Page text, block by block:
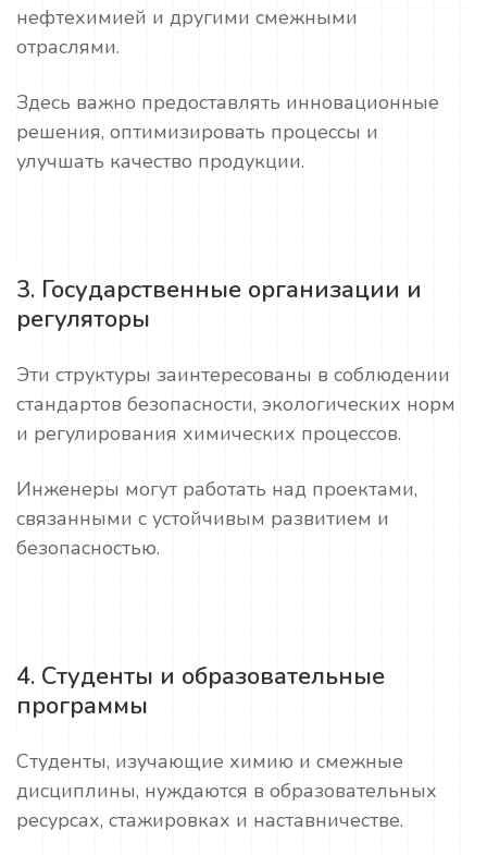
нефтехимией и другими смежными
отраслями.
Здесь важно предоставлять инновационные
решения, оптимизировать процессы и
улучшать качество продукции.
3. Государственные организации и
регуляторы
Эти структуры заинтересованы в соблюдении
стандартов безопасности, экологических норм
и регулирования химических процессов.
Инженеры могут работать над проектами,
связанными с устойчивым развитием и
безопасностью.
4. Студенты и образовательные
программы
Студенты, изучающие химию и смежные
дисциплины, нуждаются в образовательных
ресурсах, стажировках и наставничестве.